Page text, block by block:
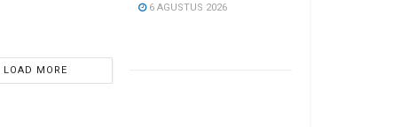
6 AGUSTUS 2026
LOAD MORE